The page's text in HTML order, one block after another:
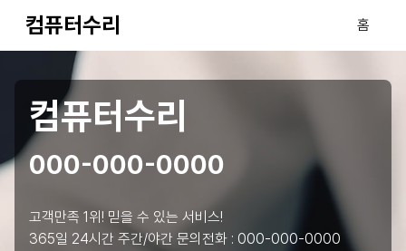
컴퓨터수리 홈
컴퓨터수리
000-000-0000
고객만족 1위! 믿을 수 있는 서비스!
365일 24시간 주간/야간 문의전화 : 000-000-0000